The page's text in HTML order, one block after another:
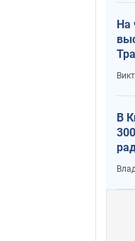
На
В